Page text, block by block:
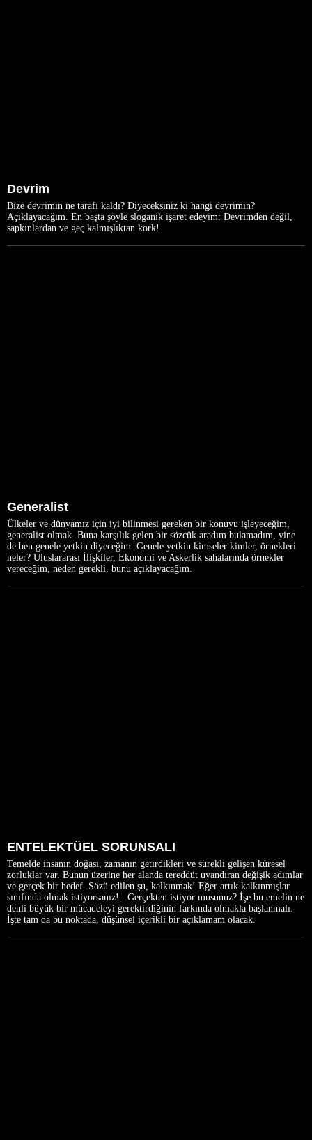
Devrim
Bize devrimin ne tarafı kaldı? Diyeceksiniz ki hangi devrimin?
Açıklayacağım. En başta şöyle sloganik işaret edeyim: Devrimden değil,
sapkınlardan ve geç kalmışlıktan kork!
Generalist
Ülkeler ve dünyamız için iyi bilinmesi gereken bir konuyu işleyeceğim,
generalist olmak. Buna karşılık gelen bir sözcük aradım bulamadım, yine
de ben genele yetkin diyeceğim. Genele yetkin kimseler kimler, örnekleri
neler? Uluslararası İlişkiler, Ekonomi ve Askerlik sahalarında örnekler
vereceğim, neden gerekli, bunu açıklayacağım.
ENTELEKTÜEL SORUNSALI
Temelde insanın doğası, zamanın getirdikleri ve sürekli gelişen küresel
zorluklar var. Bunun üzerine her alanda tereddüt uyandıran değişik adımlar
ve gerçek bir hedef. Sözü edilen şu, kalkınmak! Eğer artık kalkınmışlar
sınıfında olmak istiyorsanız!.. Gerçekten istiyor musunuz? İşe bu emelin ne
denli büyük bir mücadeleyi gerektirdiğinin farkında olmakla başlanmalı.
İşte tam da bu noktada, düşünsel içerikli bir açıklamam olacak.